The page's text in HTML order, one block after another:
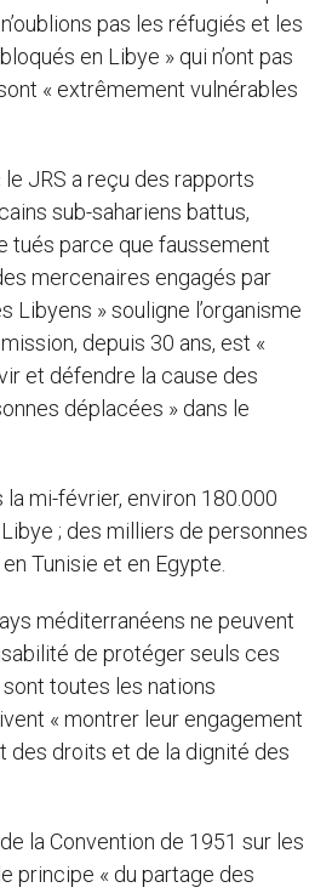
pas les réfugiés et les
en Libye » qui n’ont pas
« extrêmement vulnérables
le JRS a reçu des rapports
sub-sahariens battus,
tués parce que faussement
mercenaires engagés par
Libyens » souligne l’organisme
depuis 30 ans, est «
et défendre la cause des
déplacées » dans le
la mi-février, environ 180.000
; des milliers de personnes
Tunisie et en Egypte.
méditerranéens ne peuvent
de protéger seuls ces
toutes les nations
« montrer leur engagement
des droits et de la dignité des
la Convention de 1951 sur les
principe « du partage des